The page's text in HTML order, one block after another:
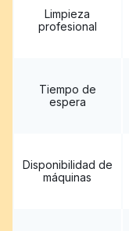
Limpieza
profesional
Tiempo de
espera
Disponibilidad de
máquinas